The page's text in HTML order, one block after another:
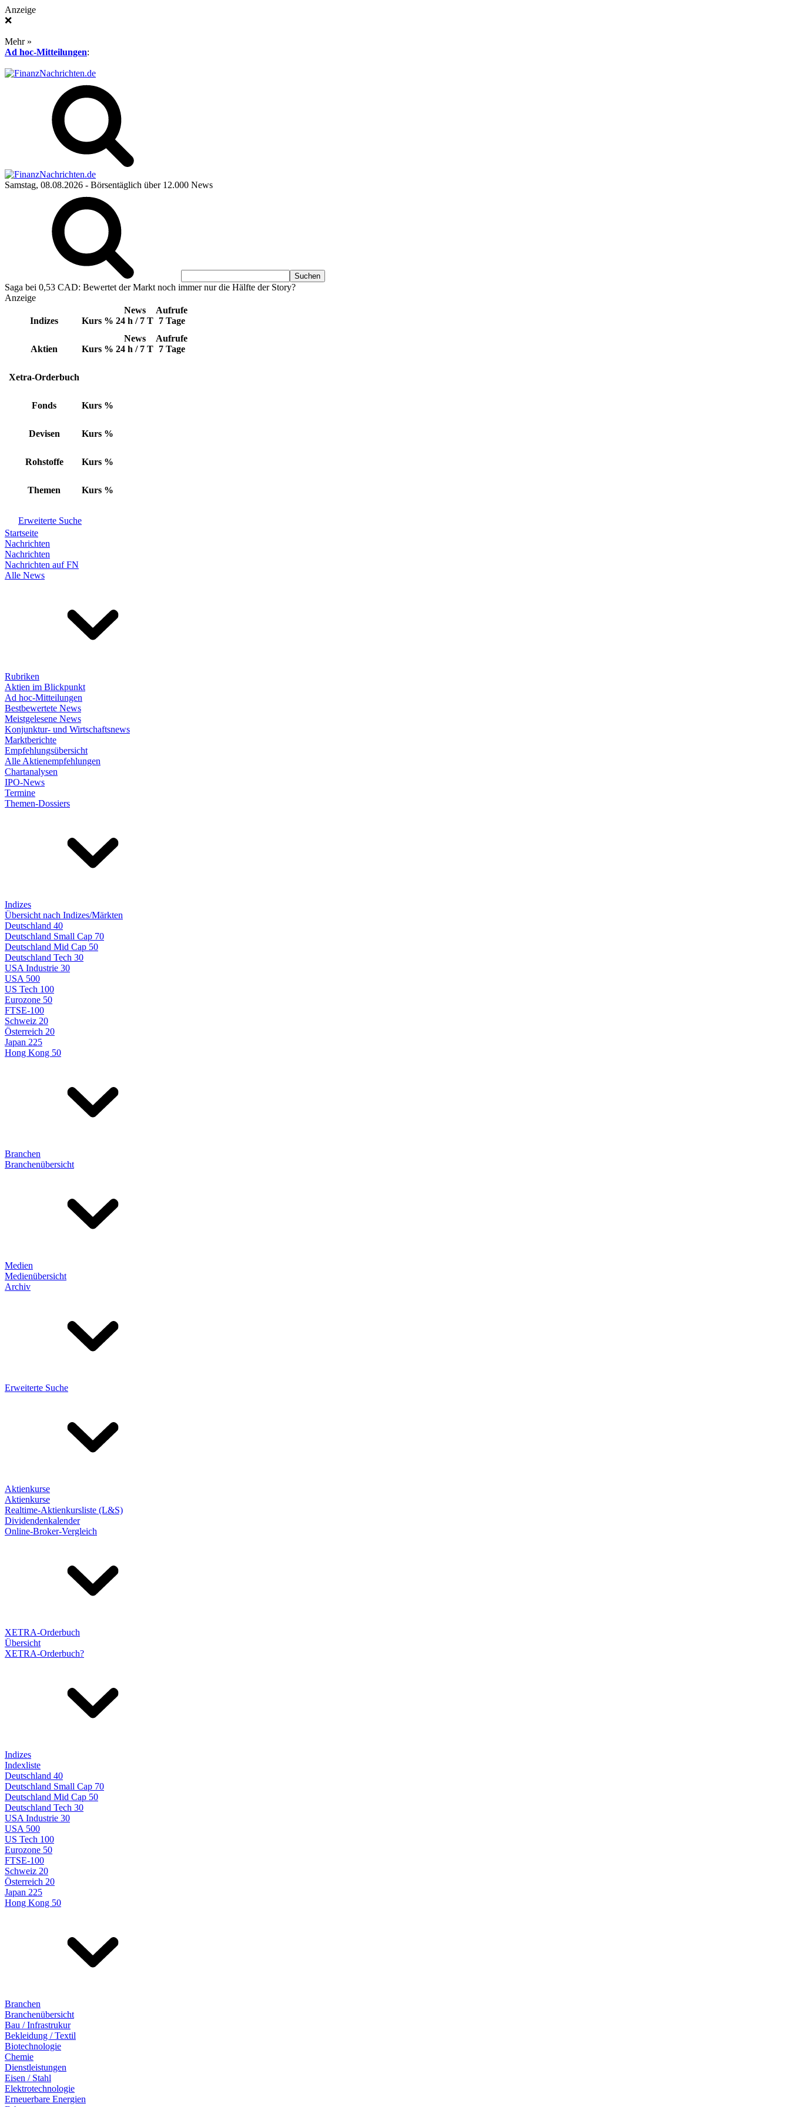
Anzeige
❌
Mehr »
Ad hoc-Mitteilungen:
Samstag, 08.08.2026 - Börsentäglich über 12.000 News
Saga bei 0,53 CAD: Bewertet der Markt noch immer nur die Hälfte der Story?
Anzeige
Indizes Kurs %
News
24 h / 7 T
Aufrufe
7 Tage
Aktien Kurs %
News
24 h / 7 T
Aufrufe
7 Tage
Xetra-Orderbuch
Fonds Kurs %
Devisen Kurs %
Rohstoffe Kurs %
Themen Kurs %
Erweiterte Suche
Startseite
Nachrichten
Nachrichten
Nachrichten auf FN
Alle News
Rubriken
Aktien im Blickpunkt
Ad hoc-Mitteilungen
Bestbewertete News
Meistgelesene News
Konjunktur- und Wirtschaftsnews
Marktberichte
Empfehlungsübersicht
Alle Aktienempfehlungen
Chartanalysen
IPO-News
Termine
Themen-Dossiers
Indizes
Übersicht nach Indizes/Märkten
Deutschland 40
Deutschland Small Cap 70
Deutschland Mid Cap 50
Deutschland Tech 30
USA Industrie 30
USA 500
US Tech 100
Eurozone 50
FTSE-100
Schweiz 20
Österreich 20
Japan 225
Hong Kong 50
Branchen
Branchenübersicht
Medien
Medienübersicht
Archiv
Erweiterte Suche
Aktienkurse
Aktienkurse
Realtime-Aktienkursliste (L&S)
Dividendenkalender
Online-Broker-Vergleich
XETRA-Orderbuch
Übersicht
XETRA-Orderbuch?
Indizes
Indexliste
Deutschland 40
Deutschland Small Cap 70
Deutschland Mid Cap 50
Deutschland Tech 30
USA Industrie 30
USA 500
US Tech 100
Eurozone 50
FTSE-100
Schweiz 20
Österreich 20
Japan 225
Hong Kong 50
Branchen
Branchenübersicht
Bau / Infrastrukur
Bekleidung / Textil
Biotechnologie
Chemie
Dienstleistungen
Eisen / Stahl
Elektrotechnologie
Erneuerbare Energien